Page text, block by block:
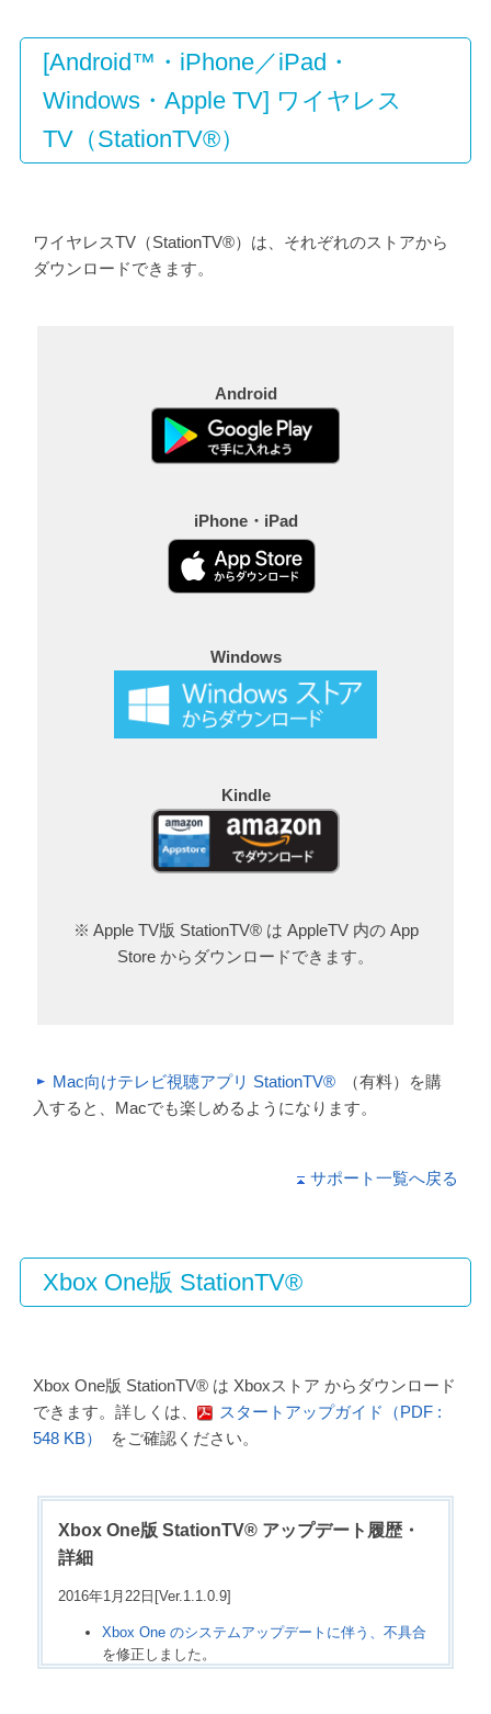
[Android™・iPhone／iPad・
Windows・Apple TV] ワイヤレス
TV（StationTV®）
ワイヤレスTV（StationTV®）は、それぞれのストアから
ダウンロードできます。
Android
iPhone・iPad
Windows
Kindle
※ Apple TV版 StationTV® は AppleTV 内の App
Store からダウンロードできます。
Mac向けテレビ視聴アプリ StationTV®
（有料）を購
入すると、Macでも楽しめるようになります。
サポート一覧へ戻る
Xbox One版 StationTV®
Xbox One版 StationTV® は Xboxストア からダウンロード
できます。詳しくは、
スタートアップガイド（PDF :
548 KB）
をご確認ください。
Xbox One版 StationTV® アップデート履歴・
詳細
2016年1月22日[Ver.1.1.0.9]
Xbox One のシステムアップデートに伴う、不具合
を修正しました。